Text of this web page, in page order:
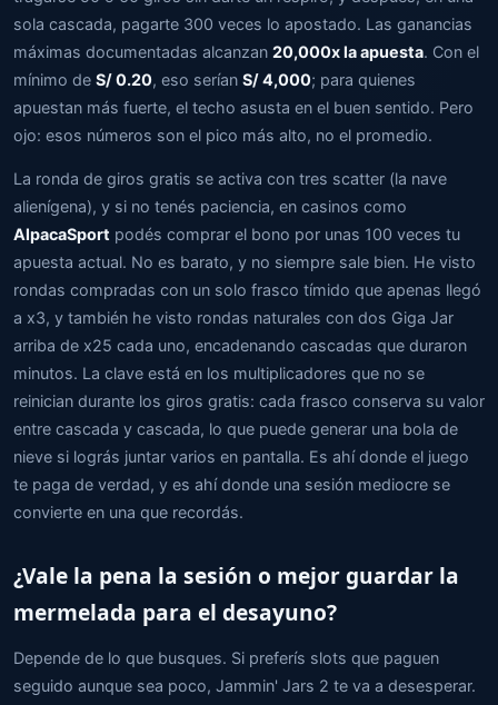
sola cascada, pagarte 300 veces lo apostado. Las ganancias
máximas documentadas alcanzan 20,000x la apuesta. Con el
mínimo de S/ 0.20, eso serían S/ 4,000; para quienes
apuestan más fuerte, el techo asusta en el buen sentido. Pero
ojo: esos números son el pico más alto, no el promedio.
La ronda de giros gratis se activa con tres scatter (la nave
alienígena), y si no tenés paciencia, en casinos como
AlpacaSport podés comprar el bono por unas 100 veces tu
apuesta actual. No es barato, y no siempre sale bien. He visto
rondas compradas con un solo frasco tímido que apenas llegó
a x3, y también he visto rondas naturales con dos Giga Jar
arriba de x25 cada uno, encadenando cascadas que duraron
minutos. La clave está en los multiplicadores que no se
reinician durante los giros gratis: cada frasco conserva su valor
entre cascada y cascada, lo que puede generar una bola de
nieve si lográs juntar varios en pantalla. Es ahí donde el juego
te paga de verdad, y es ahí donde una sesión mediocre se
convierte en una que recordás.
¿Vale la pena la sesión o mejor guardar la
mermelada para el desayuno?
Depende de lo que busques. Si preferís slots que paguen
seguido aunque sea poco, Jammin' Jars 2 te va a desesperar.